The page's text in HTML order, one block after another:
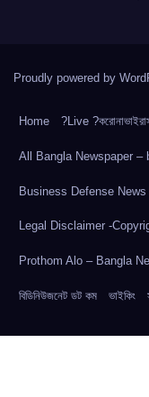
Proudly powered by
Home ?Live
All Bangla Newspaper –
Business Defense News
Legal Disclaimer -
Prothom Alo – Bangla
বিডিনিউজনেট ডট কম ভাইকিং